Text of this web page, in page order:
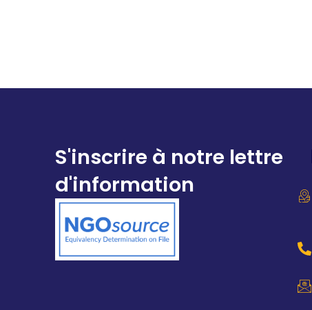
S'inscrire à notre lettre
d'information